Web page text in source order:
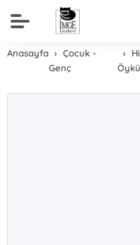
Anasayfa
Çocuk -
Genç